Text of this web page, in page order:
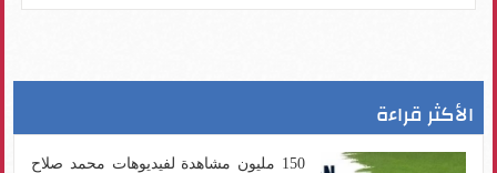
الأكثر قراءة
150 مليون مشاهدة لفيديوهات محمد صلاح